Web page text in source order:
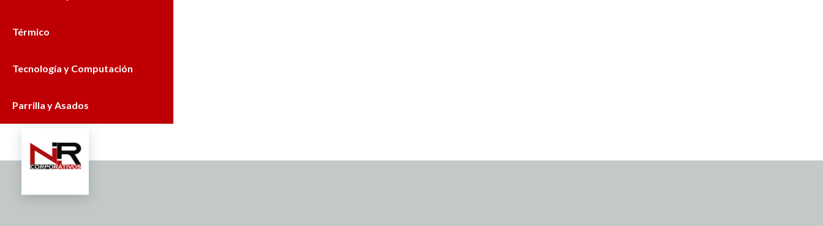
Térmico
Tecnología y Computación
Parrilla y Asados